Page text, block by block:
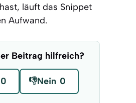
läuft das Snippet
Aufwand.
Beitrag hilfreich?
0 👎Nein 0